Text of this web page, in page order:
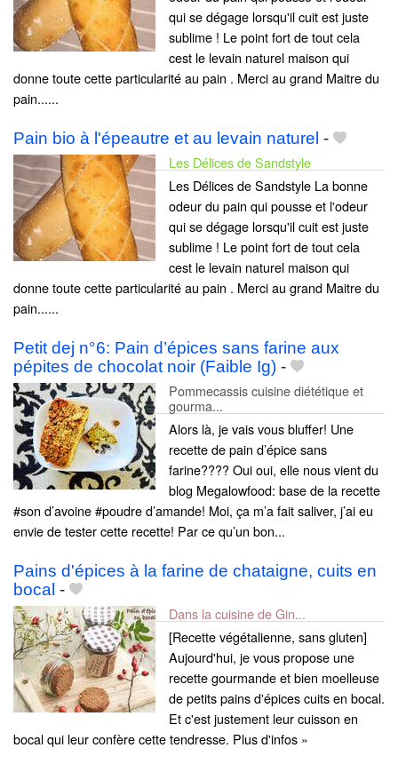
qui se dégage lorsqu'il cuit est juste
sublime ! Le point fort de tout cela
cest le levain naturel maison qui
donne toute cette particularité au pain . Merci au grand Maitre du
pain......
Pain bio à l'épeautre et au levain naturel -
Les Délices de Sandstyle
Les Délices de Sandstyle La bonne
odeur du pain qui pousse et l'odeur
qui se dégage lorsqu'il cuit est juste
sublime ! Le point fort de tout cela
cest le levain naturel maison qui
donne toute cette particularité au pain . Merci au grand Maitre du
pain......
Petit dej n°6: Pain d’épices sans farine aux
pépites de chocolat noir (Faible Ig) -
Pommecassis cuisine diététique et
gourma...
Alors là, je vais vous bluffer! Une
recette de pain d’épice sans
farine???? Oui oui, elle nous vient du
blog Megalowfood: base de la recette
#son d’avoine #poudre d’amande! Moi, ça m’a fait saliver, j’ai eu
envie de tester cette recette! Par ce qu’un bon...
Pains d'épices à la farine de chataigne, cuits en
bocal -
Dans la cuisine de Gin...
[Recette végétalienne, sans gluten]
Aujourd'hui, je vous propose une
recette gourmande et bien moelleuse
de petits pains d'épices cuits en bocal.
Et c'est justement leur cuisson en
bocal qui leur confère cette tendresse. Plus d'infos »